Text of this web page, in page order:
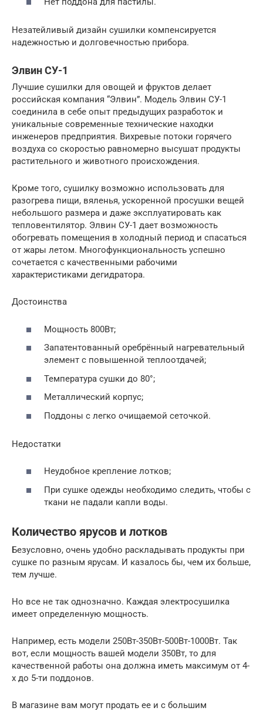
Незатейливый дизайн сушилки компенсируется
надежностью и долговечностью прибора.
Элвин СУ-1
Лучшие сушилки для овощей и фруктов делает
российская компания “Элвин”. Модель Элвин СУ-1
соединила в себе опыт предыдущих разработок и
уникальные современные технические находки
инженеров предприятия. Вихревые потоки горячего
воздуха со скоростью равномерно высушат продукты
растительного и животного происхождения.
Кроме того, сушилку возможно использовать для
разогрева пищи, вяленья, ускоренной просушки вещей
небольшого размера и даже эксплуатировать как
тепловентилятор. Элвин СУ-1 дает возможность
обогревать помещения в холодный период и спасаться
от жары летом. Многофункциональность успешно
сочетается с качественными рабочими
характеристиками дегидратора.
Достоинства
Мощность 800Вт;
Запатентованный оребрённый нагревательный
элемент с повышенной теплоотдачей;
Температура сушки до 80°;
Металлический корпус;
Поддоны с легко очищаемой сеточкой.
Недостатки
Неудобное крепление лотков;
При сушке одежды необходимо следить, чтобы с
ткани не падали капли воды.
Количество ярусов и лотков
Безусловно, очень удобно раскладывать продукты при
сушке по разным ярусам. И казалось бы, чем их больше,
тем лучше.
Но все не так однозначно. Каждая электросушилка
имеет определенную мощность.
Например, есть модели 250Вт-350Вт-500Вт-1000Вт. Так
вот, если мощность вашей модели 350Вт, то для
качественной работы она должна иметь максимум от 4-
х до 5-ти поддонов.
В магазине вам могут продать ее и с большим